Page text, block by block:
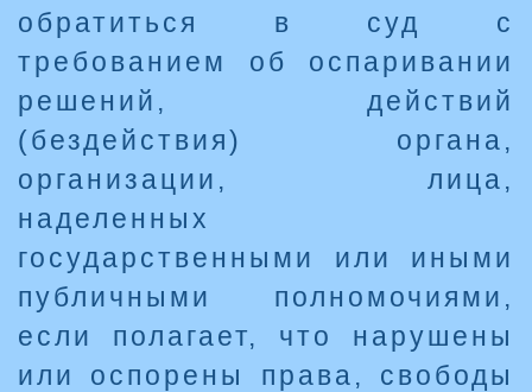
обратиться в суд с
требованием об оспаривании
решений, действий
(бездействия) органа,
организации, лица,
наделенных
государственными или иными
публичными полномочиями,
если полагает, что нарушены
или оспорены права, свободы